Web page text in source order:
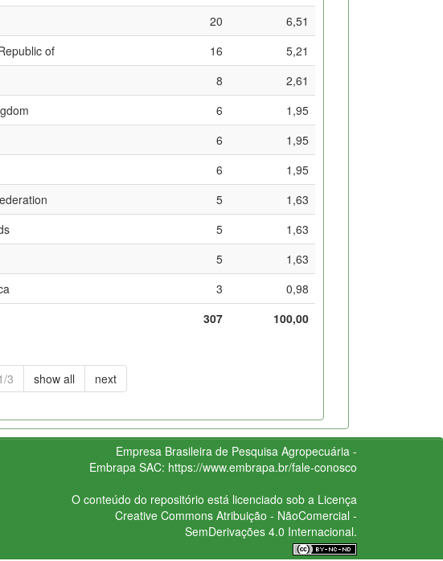
20
6,51
of
16
5,21
8
2,61
6
1,95
6
1,95
6
1,95
5
1,63
5
1,63
5
1,63
3
0,98
307
100,00
3 show all next
Empresa Brasileira de Pesquisa Agropecuária -
Embrapa SAC: https://www.embrapa.br/fale-conosco
O conteúdo do repositório está licenciado sob a Licença
Creative CommonsAtribuição - NãoComercial -
SemDerivações 4.0 Internacional.